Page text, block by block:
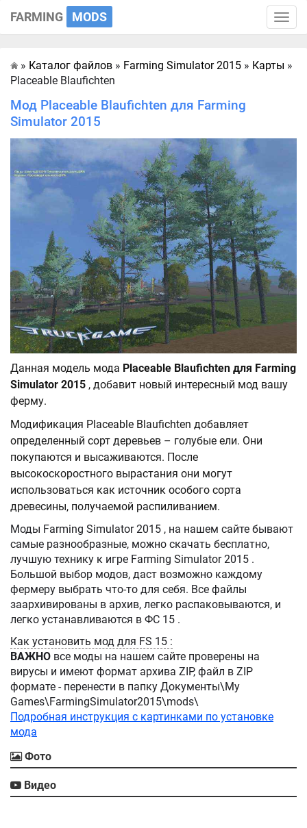
Toggle
FARMING MODS
Главная
» Каталог файлов » Farming Simulator 2015 » Карты »
Placeable Blaufichten
Мод Placeable Blaufichten для Farming
Simulator 2015
Данная модель мода Placeable Blaufichten для Farming
Simulator 2015 , добавит новый интересный мод вашу
ферму.
Модификация Placeable Blaufichten добавляет
определенный сорт деревьев – голубые ели. Они
покупаются и высаживаются. После
высокоскоростного вырастания они могут
использоваться как источник особого сорта
древесины, получаемой распиливанием.
Моды Farming Simulator 2015 , на нашем сайте бывают
самые разнообразные, можно скачать бесплатно,
лучшую технику к игре Farming Simulator 2015 .
Большой выбор модов, даст возможно каждому
фермеру выбрать что-то для себя. Все файлы
заархивированы в архив, легко распаковываются, и
легко устанавливаются в ФС 15 .
Как установить мод для FS 15 :
ВАЖНО все моды на нашем сайте проверены на
вирусы и имеют формат архива ZIP, файл в ZIP
формате - перенести в папку Документы\My
Games\FarmingSimulator2015\mods\
Подробная инструкция с картинками по установке
мода
Фото
Видео